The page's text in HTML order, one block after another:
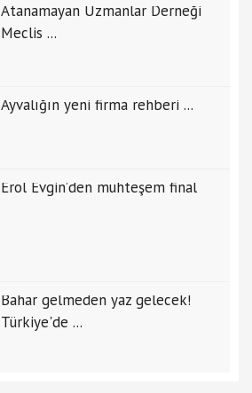
Atanamayan Uzmanlar Derneği
Meclis ...
Ayvalığın yeni firma rehberi ...
Erol Evgin’den muhteşem final
Bahar gelmeden yaz gelecek!
Türkiye'de ...